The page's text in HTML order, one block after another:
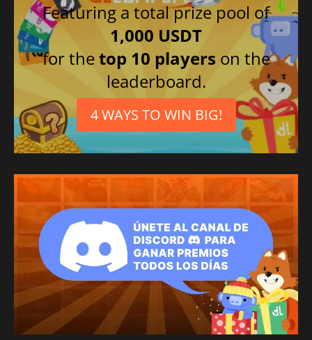
Featuring a total prize pool of
1,000 USDT
for thetop 10 players on the
leaderboard.
4 WAYS TO WIN BIG!